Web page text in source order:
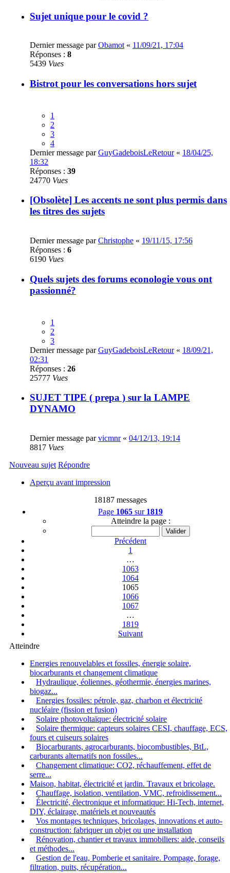
Sujet unique pour le covid ?
Dernier message parObamot « 11/09/21, 17:04
Réponses : 8
5439 Vues
Bistrot pour les conversations hors sujet
1
2
3
4
Dernier message parGuyGadeboisLeRetour« 18/04/25,
18:32
Réponses : 39
24770 Vues
[Obsolète] Les accents ne sont plus permis dans
les titres des sujets
Dernier message parChristophe « 19/11/15, 17:56
Réponses : 6
6190 Vues
Quels sujets des forums econologie vous ont
passionné?
1
2
3
Dernier message parGuyGadeboisLeRetour« 18/09/21,
02:31
Réponses : 26
25777 Vues
SUJET TIPE ( prepa ) sur la LAMPE
DYNAMO
Dernier message parvicmnr« 04/12/13, 19:14
8817 Vues
Nouveau sujet Répondre
Aperçu avant impression
18187 messages
Page 1065 sur 1819
Atteindre la page :
Précédent
1
…
1063
1064
1065
1066
1067
…
1819
Suivant
Atteindre
Energies renouvelables et fossiles, énergie solaire,
biocarburants et changement climatique
Hydraulique, éoliennes, géothermie, énergies marines,
biogaz...
Energies fossiles: pétrole, gaz, charbon et électricité
nucléaire (fission et fusion)
Solaire photovoltaïque: électricité solaire
Solaire thermique: capteurs solaires CESI, chauffage, ECS,
fours et cuiseurs solaires
Biocarburants, agrocarburants, biocombustibles, BtL,
carburants alternatifs non fossiles...
Changement climatique: CO2, réchauffement, effet de
serre...
Maison, habitat, électricité et jardin. Travaux et bricolage.
Chauffage, isolation, ventilation, VMC, refroidissement...
Électricité, électronique et informatique: Hi-Tech, internet,
DIY, éclairage, matériels et nouveautés
Vos montages techniques, bricolages, innovations et auto-
construction: fabriquer un objet ou une installation
Rénovation, chantier et travaux immobiliers: aide, conseils
et méthodes...
Gestion de l'eau, Pomberie et sanitaire. Pompage, forage,
filtration, puits, récupération...